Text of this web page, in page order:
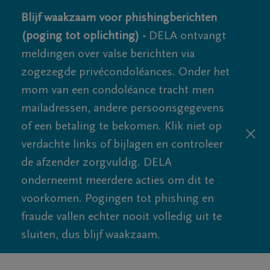
Blijf waakzaam voor phishingberichten
(poging tot oplichting) - DELA ontvangt
meldingen over valse berichten via
zogezegde privécondoléances. Onder het
mom van een condoléance tracht men
mailadressen, andere persoonsgegevens
of een betaling te bekomen. Klik niet op
verdachte links of bijlagen en controleer
de afzender zorgvuldig. DELA
onderneemt meerdere acties om dit te
voorkomen. Pogingen tot phishing en
fraude vallen echter nooit volledig uit te
sluiten, dus blijf waakzaam.